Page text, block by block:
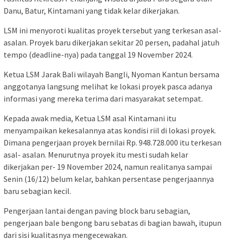
Danu, Batur, Kintamani yang tidak kelar dikerjakan.
LSM ini menyoroti kualitas proyek tersebut yang terkesan asal-
asalan. Proyek baru dikerjakan sekitar 20 persen, padahal jatuh
tempo (deadline-nya) pada tanggal 19 November 2024.
Ketua LSM Jarak Bali wilayah Bangli, Nyoman Kantun bersama
anggotanya langsung melihat ke lokasi proyek pasca adanya
informasi yang mereka terima dari masyarakat setempat.
Kepada awak media, Ketua LSM asal Kintamani itu
menyampaikan kekesalannya atas kondisi riil di lokasi proyek.
Dimana pengerjaan proyek bernilai Rp. 948.728.000 itu terkesan
asal- asalan. Menurutnya proyek itu mesti sudah kelar
dikerjakan per- 19 November 2024, namun realitanya sampai
Senin (16/12) belum kelar, bahkan persentase pengerjaannya
baru sebagian kecil.
Pengerjaan lantai dengan paving block baru sebagian,
pengerjaan bale bengong baru sebatas di bagian bawah, itupun
dari sisi kualitasnya mengecewakan.